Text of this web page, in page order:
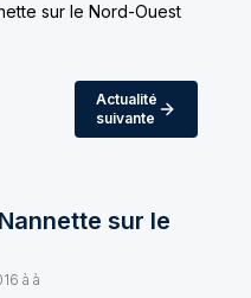
sur le Nord-Ouest
Actualité
suivante
sur le
à à